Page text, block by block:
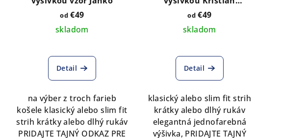
od €49
skladom
Detail
na výber z troch farieb
košele klasický alebo slim fit
strih krátky alebo dlhý rukáv
PRIDAJTE TAJNÝ ODKAZ PRE
jednofarebná čierna/biela
golier+manžety
od €49
skladom
Detail
klasický alebo slim fit strih
krátky alebo dlhý rukáv
elegantná jednofarebná
výšivka, PRIDAJTE TAJNÝ